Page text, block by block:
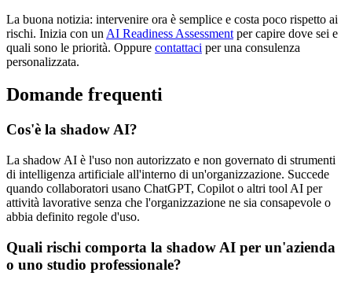
La buona notizia: intervenire ora è semplice e costa poco rispetto ai
rischi. Inizia con un AI Readiness Assessment per capire dove sei e
quali sono le priorità. Oppure contattaci per una consulenza
personalizzata.
Domande frequenti
Cos'è la shadow AI?
La shadow AI è l'uso non autorizzato e non governato di strumenti
di intelligenza artificiale all'interno di un'organizzazione. Succede
quando collaboratori usano ChatGPT, Copilot o altri tool AI per
attività lavorative senza che l'organizzazione ne sia consapevole o
abbia definito regole d'uso.
Quali rischi comporta la shadow AI per un'azienda
o uno studio professionale?